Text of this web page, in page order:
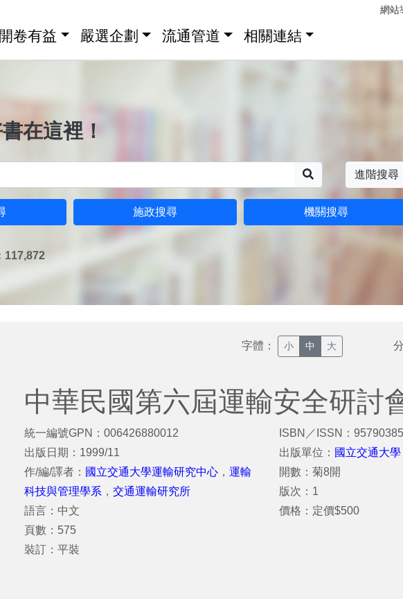
網站
卷有益 嚴選企劃 流通管道 相關連結
在這裡！
進階搜尋
施政搜尋 機關搜尋
117,872
字體： 小 中 大
中華民國第六屆運輸安全研討
統一編號GPN：006426880012
出版日期：1999/11
作/編/譯者： 國立交通大學運輸研究中心 ， 運輸
科技與管理學系 ， 交通運輸研究所
語言：中文
頁數：575
裝訂：平裝
ISBN／ISSN：
出版單位： 國立交通大學
開數：菊8開
版次：1
價格：定價$500